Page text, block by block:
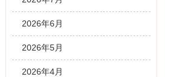
2026年6月
2026年5月
2026年4月